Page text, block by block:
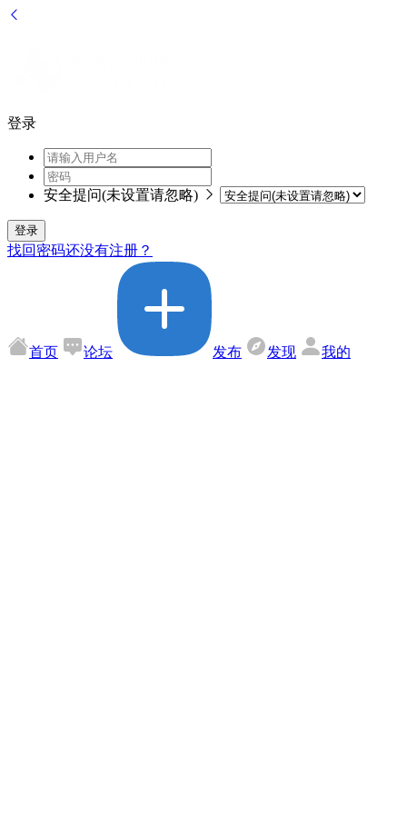
登录
安全提问(未设置请忽略)
登录
找回密码还没有注册？
首页 论坛 发布 发现 我的